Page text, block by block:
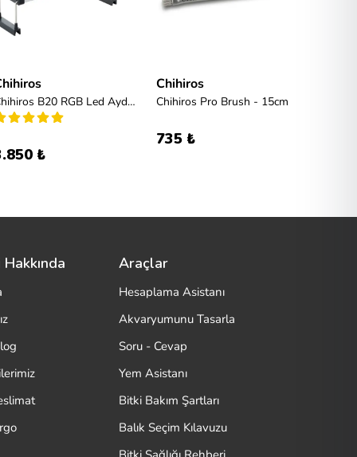
Chihiros B20 RGB Led Aydınlatma +Bluetooth Controller
₺
Chihiros
Chihiros Pro Brush - 15cm
735 ₺
Araçlar
Hesaplama Asistanı
Akvaryumunu Tasarla
Soru - Cevap
Yem Asistanı
Bitki Bakım Şartları
Balık Seçim Kılavuzu